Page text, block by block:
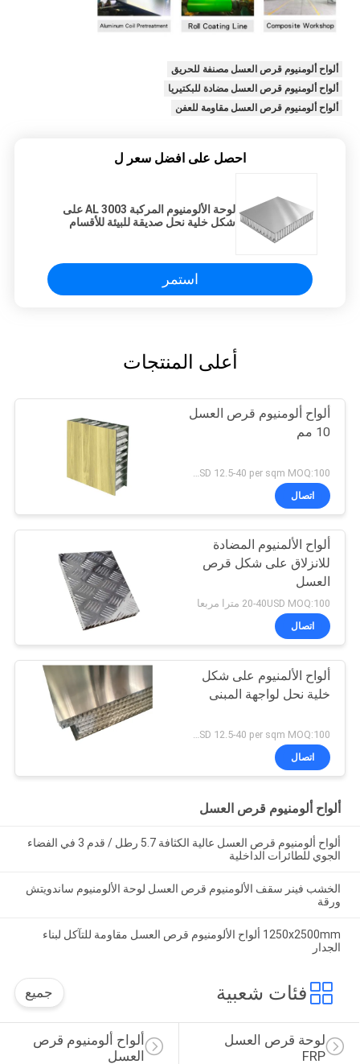
ألواح ألومنيوم قرص العسل مصنفة للحريق
ألواح ألومنيوم قرص العسل مضادة للبكتيريا
ألواح ألومنيوم قرص العسل مقاومة للعفن
احصل على افضل سعر ل
لوحة الألومنيوم المركبة AL 3003 على
شكل خلية نحل صديقة للبيئة للأقسام
استمر
أعلى المنتجات
ألواح ألومنيوم قرص العسل
10 مم
اتصال
ألواح الألمنيوم المضادة
للانزلاق على شكل قرص
العسل
20-40USD MOQ:100 مترا مربعا
اتصال
ألواح الألمنيوم على شكل
خلية نحل لواجهة المبنى
USD 12.5-40 per sqm MOQ:100 مترا مربعا
اتصال
ألواح ألومنيوم قرص العسل
ألواح ألومنيوم قرص العسل عالية الكثافة 5.7 رطل / قدم 3 في الفضاء
الجوي للطائرات الداخلية
الخشب فينر سقف الألومنيوم قرص العسل لوحة الألومنيوم ساندويتش
ورقة
1250x2500mm ألواح الألومنيوم قرص العسل مقاومة للتآكل لبناء
الجدار
فئات شعبية جميع
ألواح ألومنيوم قرص
العسل
لوحة قرص العسل
FRP